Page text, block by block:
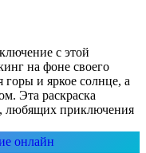
с этой
на фоне своего
горы и яркое солнце, а
Эта раскраска
любящих приключения
онлайн